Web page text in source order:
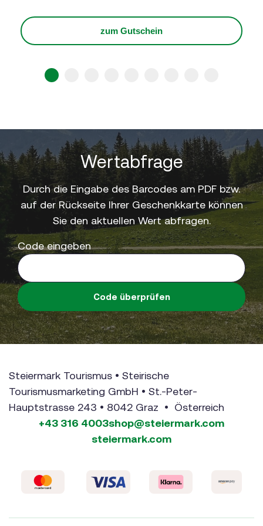
zum Gutschein
Wertabfrage
Durch die Eingabe des Barcodes am PDF bzw.
auf der Rückseite Ihrer Geschenkkarte können
Sie den aktuellen Wert abfragen.
Code eingeben
Code überprüfen
Steiermark Tourismus • Steirische
Tourismusmarketing GmbH • St.-Peter-
Hauptstrasse 243 • 8042 Graz • Österreich
+43 316 4003shop@steiermark.com
steiermark.com